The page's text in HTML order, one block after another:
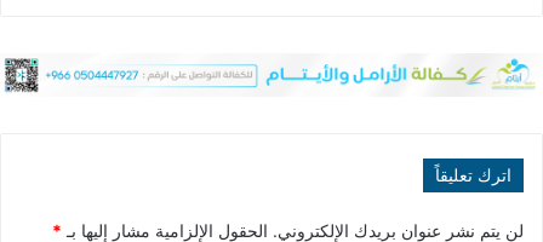
اترك تعليقاً
لن يتم نشر عنوان بريدك الإلكتروني. الحقول الإلزامية مشار إليها بـ *